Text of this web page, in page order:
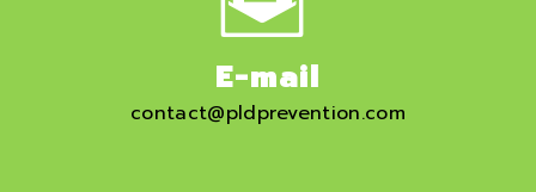
E-mail
contact@pldprevention.com